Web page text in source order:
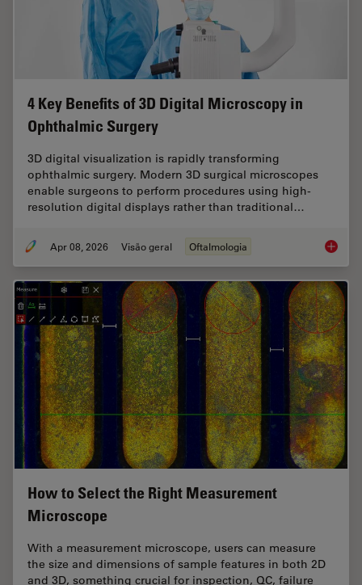
4 Key Benefits of 3D Digital Microscopy in
Ophthalmic Surgery
3D digital visualization is rapidly transforming
ophthalmic surgery. Modern 3D surgical microscopes
enable surgeons to perform procedures using high-
resolution digital displays rather than traditional…
Apr 08, 2026 Visão geral Oftalmologia 4 Key
How to Select the Right Measurement
Microscope
With a measurement microscope, users can measure
the size and dimensions of sample features in both 2D
and 3D, something crucial for inspection, QC, failure